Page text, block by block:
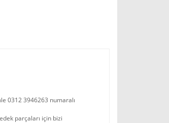
0312 3946263 numaralı
parçaları için bizi